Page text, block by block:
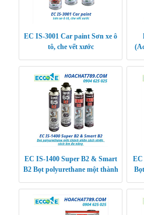
EC IS-3001 Car paint Sơn xe ô
tô, che vết xước
EC IS-1400 Super B2 & Smart
B2 Bọt polyurethane một thành
năng
EC